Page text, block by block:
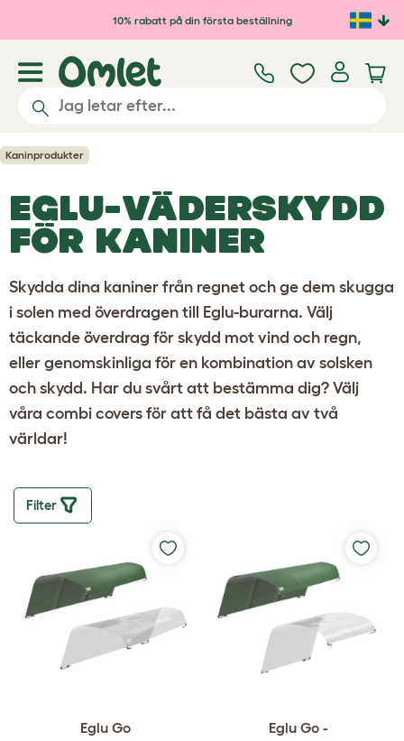
Hoppa till huvudinnehåll
10% rabatt på din första beställning
Kaninprodukter
EGLU-VÄDERSKYDD
FÖR KANINER
Skydda dina kaniner från regnet och ge dem skugga
i solen med överdragen till Eglu-burarna. Välj
täckande överdrag för skydd mot vind och regn,
eller genomskinliga för en kombination av solsken
och skydd. Har du svårt att bestämma dig? Välj
våra combi covers för att få det bästa av två
världar!
Filter
Eglu Go
Eglu Go -